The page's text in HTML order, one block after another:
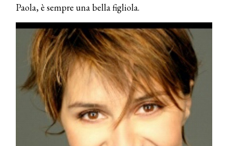
Paola, è sempre una bella figliola.